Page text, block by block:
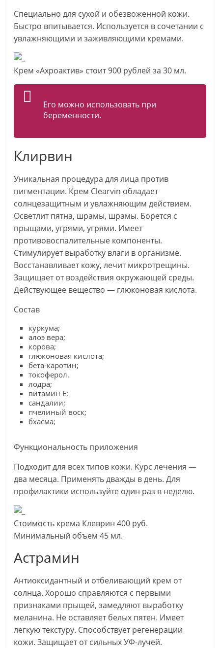
Специально для сухой и обезвоженной кожи.
Быстро впитывается. Используется в сочетании с
увлажняющими и заживляющими кремами.
Крем «Ахроактив» стоит 900 рублей за 30 мл.
Его можно использовать при
беременности.
Клирвин
Уникальная процедура для лица против
пигментации. Крем Clearvin обладает
солнцезащитным и увлажняющим действием.
Осветлит пятна, шрамы, шрамы. Борется с
прыщами, угрями, угрями. Имеет
противовоспалительные компоненты.
Стимулирует выработку влаги в организме.
Восстанавливает кожу, лечит микротрещины.
Защищает от воздействия окружающей среды.
Действующее вещество — глюконовая кислота.
Состав
куркума;
алоэ вера;
корова;
глюконовая кислота;
бета-каротин;
токоферол.
лодра;
витамин Е;
сандалии;
пчелиный воск;
бхасма;
Функциональность приложения
Подходит для всех типов кожи. Курс лечения —
два месяца. Применять дважды в день. Для
профилактики используйте один раз в неделю.
Стоимость крема Клеврин 400 руб.
Минимальный объем 45 мл.
Астрамин
Антиоксидантный и отбеливающий крем от
солнца. Хорошо справляются с первыми
признаками прыщей, замедляют выработку
меланина. Не оставляет белых пятен. Имеет
легкую текстуру. Способствует регенерации
кожи. Защищает от сильных УФ-лучей.